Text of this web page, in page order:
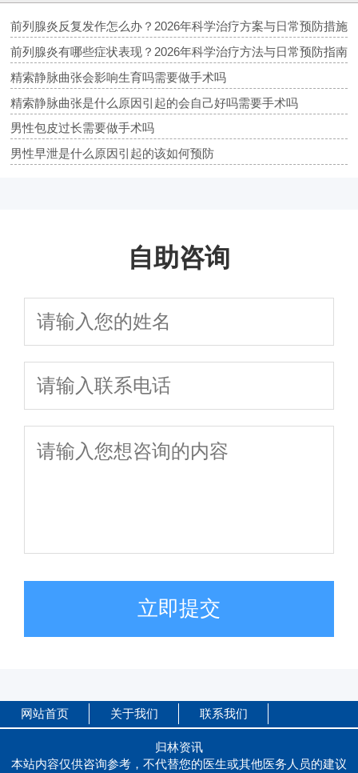
前列腺炎反复发作怎么办？2026年科学治疗方案与日常预防措施
前列腺炎有哪些症状表现？2026年科学治疗方法与日常预防指南
精索静脉曲张会影响生育吗需要做手术吗
精索静脉曲张是什么原因引起的会自己好吗需要手术吗
男性包皮过长需要做手术吗
男性早泄是什么原因引起的该如何预防
自助咨询
立即提交
网站首页 关于我们 联系我们
归林资讯
本站内容仅供咨询参考，不代替您的医生或其他医务人员的建议